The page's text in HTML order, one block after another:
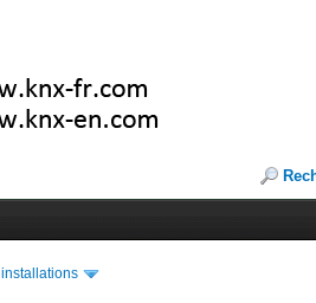
installations